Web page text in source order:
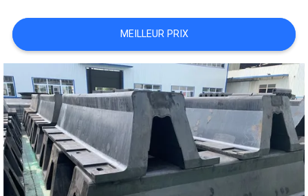
CONTRÔLE
DE
QUALITÉ
CONTACTEZ-
NOUS
MEILLEUR PRIX